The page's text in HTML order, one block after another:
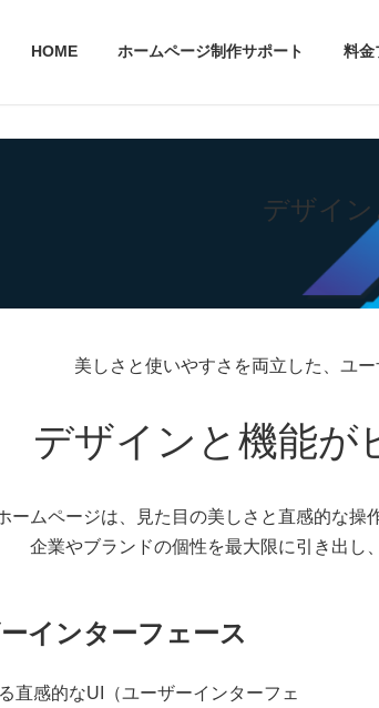
HOME ホームページ制作サポート 料金
デザイ
美しさと使いやすさを両立した、ユ
デザインと機能が
ームページは、見た目の美しさと直感的な操
企業やブランドの個性を最大限に引き出し
インターフェース
直感的なUI（ユーザーインターフェ